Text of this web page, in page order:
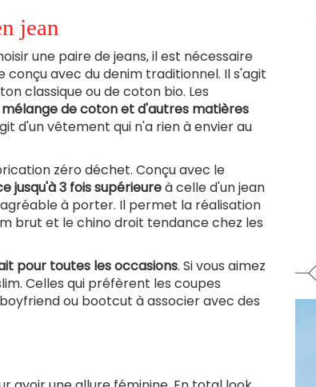
jean
une paire de jeans, il est nécessaire
avec du denim traditionnel. Il s'agit
classique ou de coton bio. Les
de coton et d'autres matières
d'un vêtement qui n'a rien à envier au
zéro déchet. Conçu avec le
jusqu'à 3 fois supérieureà celle d'un jean
à porter. Il permet la réalisation
brut et le chino droit tendance chez les
pour toutes les occasions. Si vous aimez
Celles qui préfèrent les coupes
ou bootcut à associer avec des